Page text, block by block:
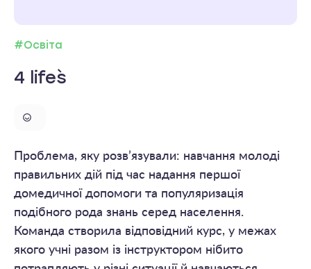
#Освіта
4 life`s
Проблема, яку розв’язували: навчання молоді
правильних дій під час надання першої
домедичної допомоги та популяризація
подібного рода знань серед населення.
Команда створила відповідний курс, у межах
якого учні разом із інструктором нібито